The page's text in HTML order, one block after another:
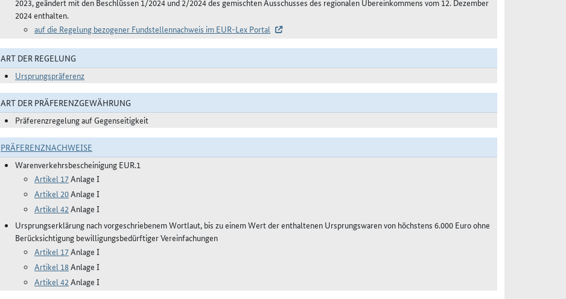
2023, geändert mit den Beschlüssen 1/2024 und 2/2024 des gemischten Ausschusses des regionalen Übereinkommens vom 12. Dezember
2024 enthalten.
auf die Regelung bezogener Fundstellennachweis im EUR-Lex Portal
ART DER REGELUNG
Ursprungspräferenz
ART DER PRÄFERENZGEWÄHRUNG
Präferenzregelung auf Gegenseitigkeit
PRÄFERENZNACHWEISE
Warenverkehrsbescheinigung EUR.1
Artikel 17Anlage I
Artikel 20Anlage I
Artikel 42 Anlage I
Ursprungserklärung nach vorgeschriebenem Wortlaut, bis zu einem Wert der enthaltenen Ursprungswaren von höchstens 6.000 Euro ohne
Berücksichtigung bewilligungsbedürftiger Vereinfachungen
Artikel 17Anlage I
Artikel 18Anlage I
Artikel 42 Anlage I